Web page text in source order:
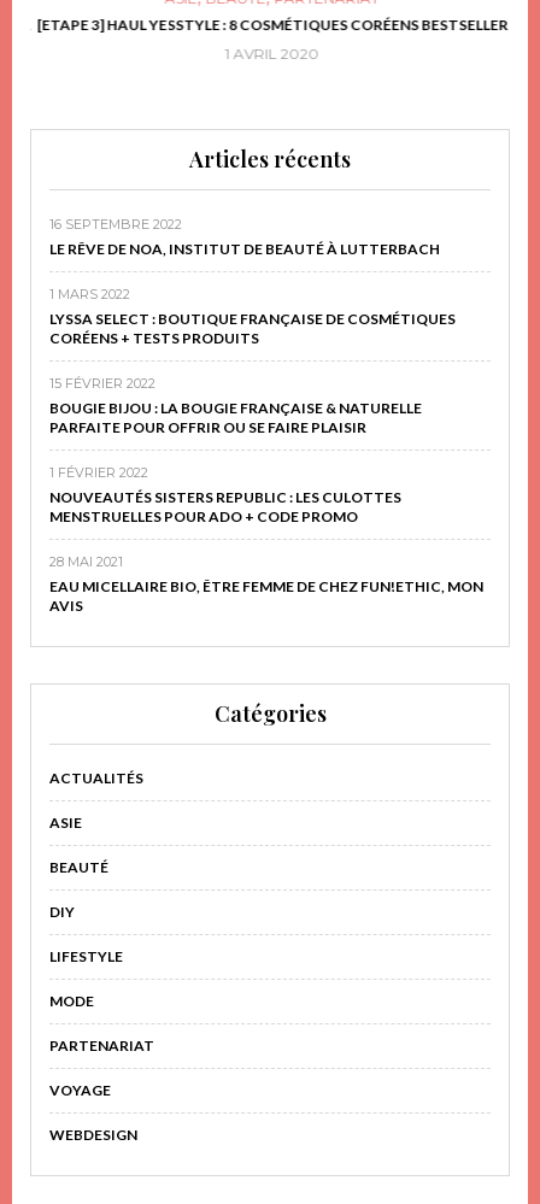
[ETAPE 3] HAUL YESSTYLE : 8 COSMÉTIQUES CORÉENS BESTSELLER
1 AVRIL 2020
Articles récents
16 SEPTEMBRE 2022
LE RÊVE DE NOA, INSTITUT DE BEAUTÉ À LUTTERBACH
1 MARS 2022
LYSSA SELECT : BOUTIQUE FRANÇAISE DE COSMÉTIQUES
CORÉENS + TESTS PRODUITS
15 FÉVRIER 2022
BOUGIE BIJOU : LA BOUGIE FRANÇAISE & NATURELLE
PARFAITE POUR OFFRIR OU SE FAIRE PLAISIR
1 FÉVRIER 2022
NOUVEAUTÉS SISTERS REPUBLIC : LES CULOTTES
MENSTRUELLES POUR ADO + CODE PROMO
28 MAI 2021
EAU MICELLAIRE BIO, ÊTRE FEMME DE CHEZ FUN!ETHIC, MON
AVIS
Catégories
ACTUALITÉS
ASIE
BEAUTÉ
DIY
LIFESTYLE
MODE
PARTENARIAT
VOYAGE
WEBDESIGN